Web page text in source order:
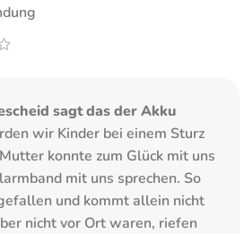
sagt das der Akku
wir Kinder bei einem Sturz
konnte zum Glück mit uns
mit uns sprechen. So
und kommt allein nicht
nicht vor Ort waren, riefen